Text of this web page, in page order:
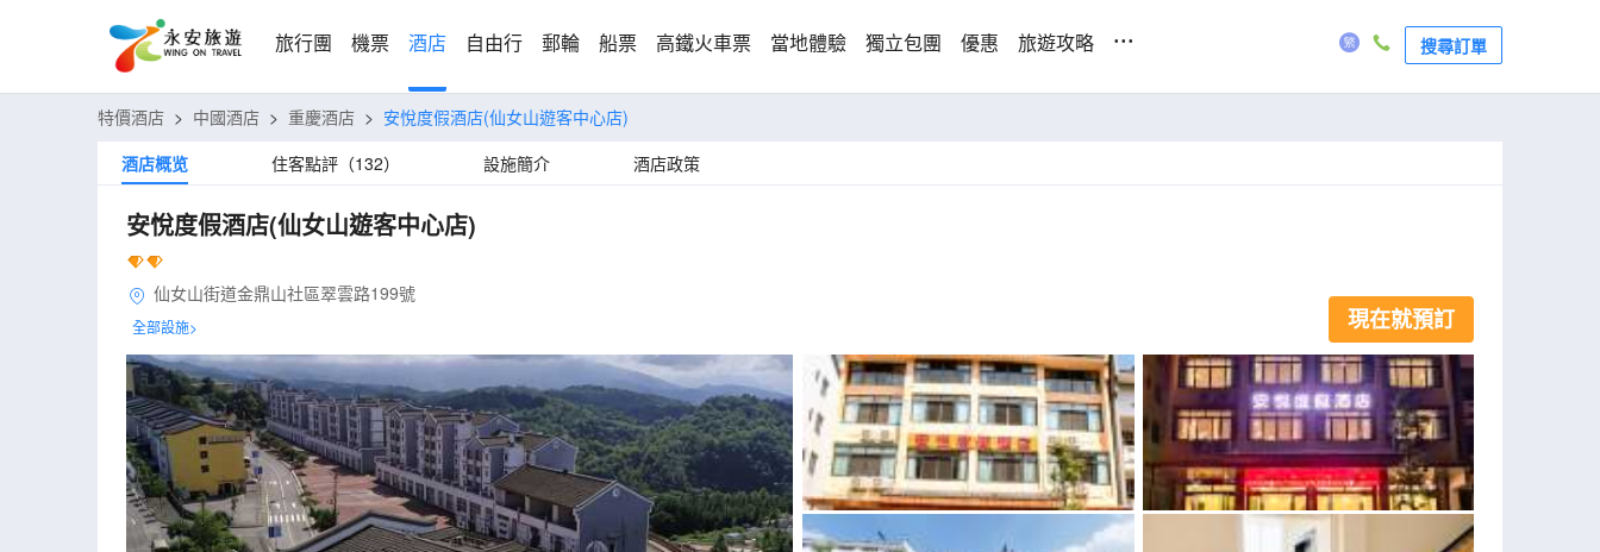
旅行團 機票 酒店 自由行 郵輪 船票 高鐵火車票 當地體驗 獨立包團 優惠 旅遊攻略 ... 搜尋訂單
特價酒店 > 中國酒店 > 重慶酒店 > 安悅度假酒店(仙女山遊客中心店)
酒店概览
住客點評（132） 設施簡介 酒店政策
安悅度假酒店(仙女山遊客中心店)
仙女山街道金鼎山社區翠雲路199號
全部設施> 現在就預訂